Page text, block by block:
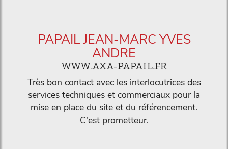
PAPAIL JEAN-MARC YVES
ANDRE
WWW.AXA-PAPAIL.FR
Très bon contact avec les interlocutrices des
services techniques et commerciaux pour la
mise en place du site et du référencement.
C'est prometteur.